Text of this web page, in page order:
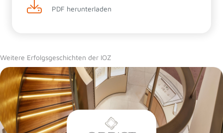
PDF herunterladen
Weitere Erfolgsgeschichten der IOZ